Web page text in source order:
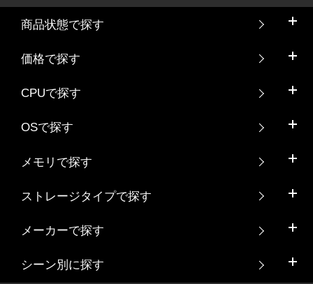
商品状態で探す
価格で探す
CPUで探す
OSで探す
メモリで探す
ストレージタイプで探す
メーカーで探す
シーン別に探す